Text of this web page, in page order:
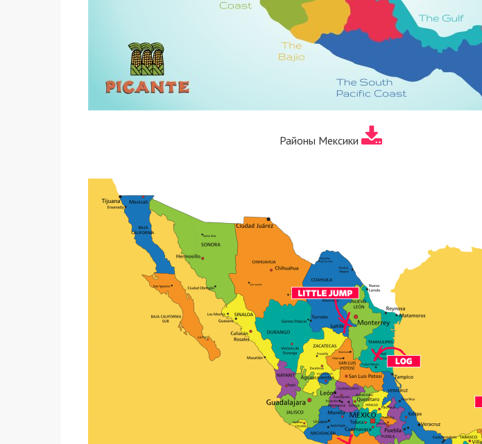
Районы Мексики